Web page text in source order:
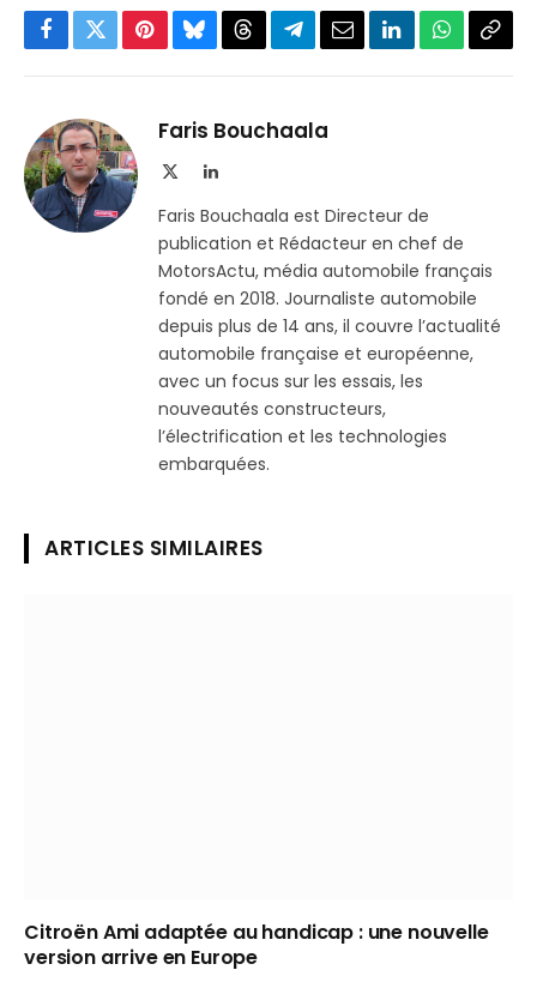
Facebook
TwitterPinterestBlueskyThreadsPartager
Telegram
EmailLinkedInWhatsApp
Faris Bouchaala
LinkedIn
Faris Bouchaala est Directeur de
publication et Rédacteur en chef de
MotorsActu, média automobile français
fondé en 2018. Journaliste automobile
depuis plus de 14 ans, il couvre l’actualité
automobile française et européenne,
avec un focus sur les essais, les
nouveautés constructeurs,
l’électrification et les technologies
embarquées.
ARTICLES SIMILAIRES
Citroën Ami adaptée au handicap : une nouvelle
version arrive en Europe